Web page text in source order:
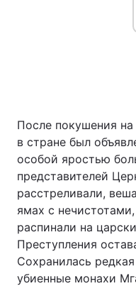
После покушения на
в стране был
особой яростью
представителей
расстреливали,
ямах с
распинали на
Преступления
Сохранилась
убиенные монахи